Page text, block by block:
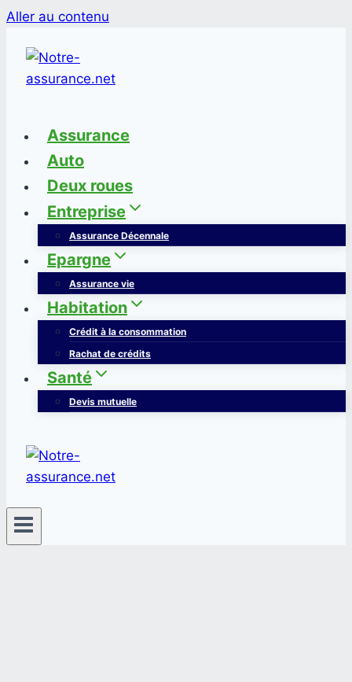
Aller au contenu
Assurance
Auto
Deux roues
Entreprise
Assurance Décennale
Epargne
Assurance vie
Habitation
Crédit à la consommation
Rachat de crédits
Santé
Devis mutuelle